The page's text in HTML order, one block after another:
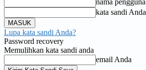
nama pengguna
kata sandi Anda
Lupa kata sandi Anda?
Password recovery
Memulihkan kata sandi anda
email Anda